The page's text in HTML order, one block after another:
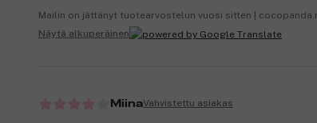
Mailin on jättänyt tuotearvostelun vuosi sitten |
Näytä alkuperäinen
MiinaVahvistettu asiakas